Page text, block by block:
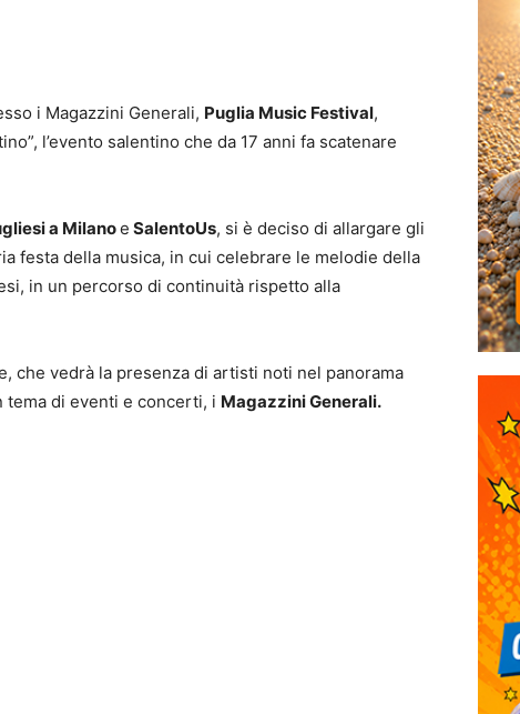
i Magazzini Generali, Puglia Music Festival,
l’evento salentino che da 17 anni fa scatenare
a Milanoe SalentoUs, si è deciso di allargare gli
festa della musica, in cui celebrare le melodie della
in un percorso di continuità rispetto alla
che vedrà la presenza di artisti noti nel panorama
di eventi e concerti, i Magazzini Generali.